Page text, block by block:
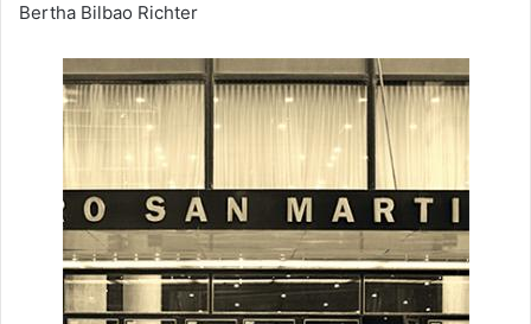
Bertha Bilbao Richter